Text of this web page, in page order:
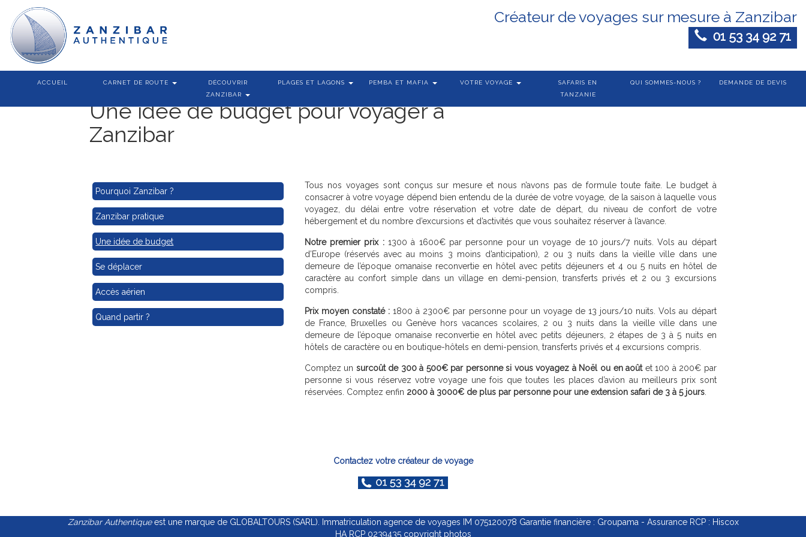
Créateur de voyages sur mesure à Zanzibar
01 53 34 92 71
ACCUEIL CARNET DE ROUTE
DÉCOUVRIR
ZANZIBAR
PLAGES ET LAGONS PEMBA ET MAFIA VOTRE VOYAGE
SAFARIS EN
TANZANIE
QUI SOMMES-NOUS ? DEMANDE DE DEVIS
Une idée de budget pour voyager à
Zanzibar
Pourquoi Zanzibar ?
Zanzibar pratique
Une idée de budget
Se déplacer
Accès aérien
Quand partir ?
Tous nos voyages sont conçus sur mesure et nous n’avons pas de formule toute faite. Le budget à
consacrer à votre voyage dépend bien entendu de la durée de votre voyage, de la saison à laquelle vous
voyagez, du délai entre votre réservation et votre date de départ, du niveau de confort de votre
hébergement et du nombre d’excursions et d’activités que vous souhaitez réserver à l’avance.
Notre premier prix :1300 à 1600€ par personne pour un voyage de 10 jours/7 nuits. Vols au départ
d’Europe (réservés avec au moins 3 moins d’anticipation), 2 ou 3 nuits dans la vieille ville dans une
demeure de l’époque omanaise reconvertie en hôtel avec petits déjeuners et 4 ou 5 nuits en hôtel de
caractère au confort simple dans un village en demi-pension, transferts privés et 2 ou 3 excursions
compris.
Prix moyen constaté : 1800 à 2300€ par personne pour un voyage de 13 jours/10 nuits. Vols au départ
de France, Bruxelles ou Genève hors vacances scolaires, 2 ou 3 nuits dans la vieille ville dans une
demeure de l’époque omanaise reconvertie en hôtel avec petits déjeuners, 2 étapes de 3 à 5 nuits en
hôtels de caractère ou en boutique-hôtels en demi-pension, transferts privés et 4 excursions compris.
Comptez un surcoût de 300 à 500€ par personne si vous voyagez à Noël ou en aoûtet 100 à 200€ par
personne si vous réservez votre voyage une fois que toutes les places d’avion au meilleurs prix sont
réservées. Comptez enfin 2000 à 3000€ de plus par personne pour une extension safari de 3 à 5 jours.
Contactez votre créateur de voyage
Zanzibar Authentiqueest une marque de GLOBALTOURS (SARL). Immatriculation agence de voyages IM 075120078 Garantie financière : Groupama - Assurance RCP : Hiscox
HA RCP 0239435 copyright photos